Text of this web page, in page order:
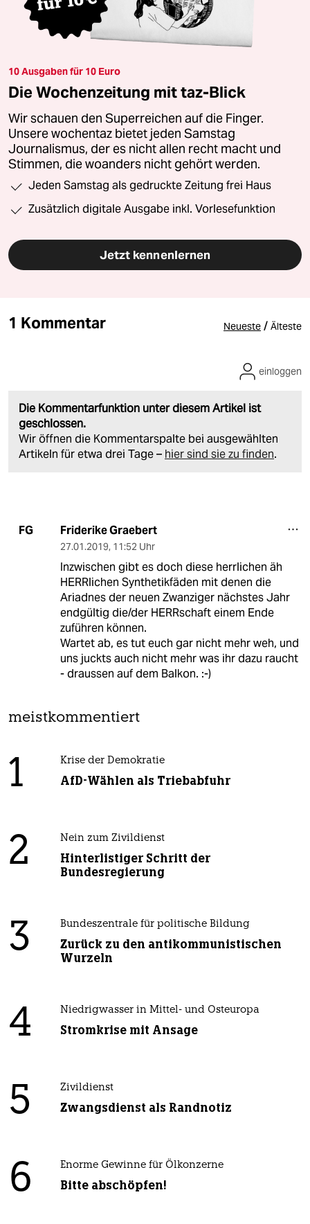
10 Ausgaben für 10 Euro
Die Wochenzeitung mit taz-Blick
Wir schauen den Superreichen auf die Finger.
Unsere wochentaz bietet jeden Samstag
Journalismus, der es nicht allen recht macht und
Stimmen, die woanders nicht gehört werden.
Jeden Samstag als gedruckte Zeitung frei Haus
Zusätzlich digitale Ausgabe inkl. Vorlesefunktion
Jetzt kennenlernen
1 Kommentar Neueste / Älteste
Die Kommentarfunktion unter diesem Artikel ist
geschlossen.
Wir öffnen die Kommentarspalte bei ausgewählten
Artikeln für etwa drei Tage – hier sind sie zu finden.
einloggen
FG Friderike Graebert
27.01.2019, 11:52 Uhr
Inzwischen gibt es doch diese herrlichen äh
HERRlichen Synthetikfäden mit denen die
Ariadnes der neuen Zwanziger nächstes Jahr
endgültig die/der HERRschaft einem Ende
zuführen können.
Wartet ab, es tut euch gar nicht mehr weh, und
uns juckts auch nicht mehr was ihr dazu raucht
- draussen auf dem Balkon. :-)
meistkommentiert
1 Krise der Demokratie
AfD-Wählen als Triebabfuhr
2 Nein zum Zivildienst
Hinterlistiger Schritt der
Bundesregierung
3 Bundeszentrale für politische Bildung
Zurück zu den antikommunistischen
Wurzeln
4 Niedrigwasser in Mittel- und Osteuropa
Stromkrise mit Ansage
5 Zivildienst
Zwangsdienst als Randnotiz
6 Enorme Gewinne für Ölkonzerne
Bitte abschöpfen!